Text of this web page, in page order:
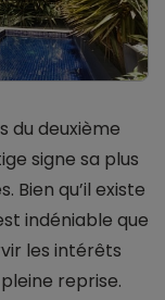
du deuxième
signe sa plus
Bien qu’il existe
indéniable que
les intérêts
reprise.